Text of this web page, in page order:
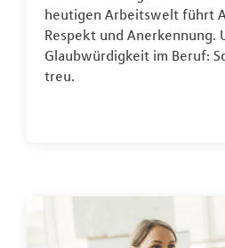
heutigen Arbeitswelt führt
Respekt und Anerkennung.
Glaubwürdigkeit im Beruf:
treu.